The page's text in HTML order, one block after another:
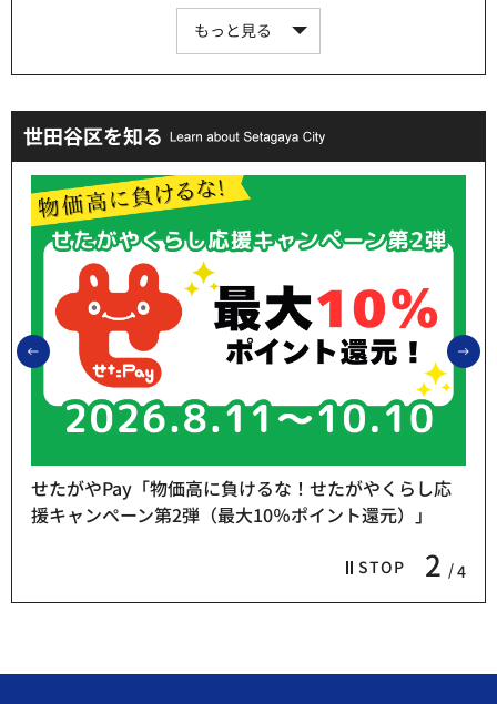
もっと見る
世田谷区を知る
前のスライドを表示
STOP 2 4
せたがやPay「物価高に負けるな！せたがやくらし応
援キャンペーン第2弾（最大10％ポイント還元）」